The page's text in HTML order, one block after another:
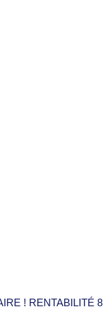
! RENTABILITÉ